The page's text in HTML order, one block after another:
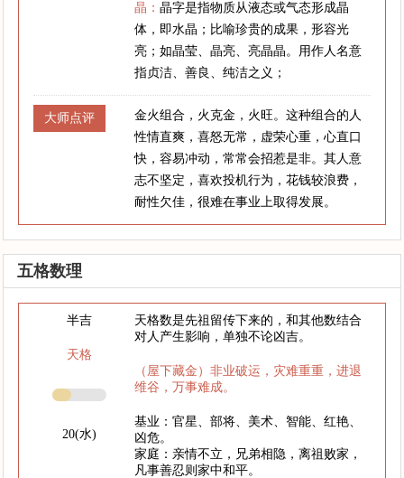
晶：晶字是指物质从液态或气态形成晶
体，即水晶；比喻珍贵的成果，形容光
亮；如晶莹、晶亮、亮晶晶。用作人名意
指贞洁、善良、纯洁之义；
大师点评
金火组合，火克金，火旺。这种组合的人
性情直爽，喜怒无常，虚荣心重，心直口
快，容易冲动，常常会招惹是非。其人意
志不坚定，喜欢投机行为，花钱较浪费，
耐性欠佳，很难在事业上取得发展。
五格数理
半吉
天格
20(水)
天格数是先祖留传下来的，和其他数结合
对人产生影响，单独不论凶吉。
（屋下藏金）非业破运，灾难重重，进退
维谷，万事难成。
基业：官星、部将、美术、智能、红艳、
凶危。
家庭：亲情不立，兄弟相隐，离祖败家，
凡事善忍则家中和平。